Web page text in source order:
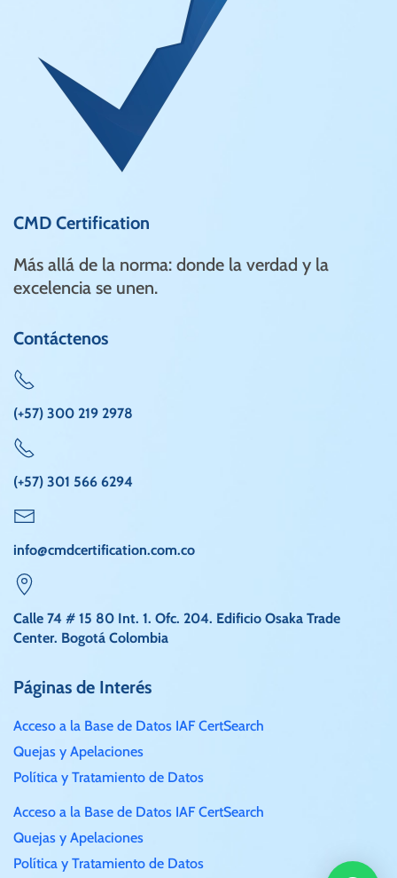
CMD Certification
Más allá de la norma: donde la verdad y la
excelencia se unen.
Contáctenos
(+57) 300 219 2978
(+57) 301 566 6294
info@cmdcertification.com.co
Calle 74 # 15 80 Int. 1. Ofc. 204. Edificio Osaka Trade
Center. Bogotá Colombia
Páginas de Interés
Acceso a la Base de Datos IAF CertSearch
Quejas y Apelaciones
Política y Tratamiento de Datos
Acceso a la Base de Datos IAF CertSearch
Quejas y Apelaciones
Política y Tratamiento de Datos